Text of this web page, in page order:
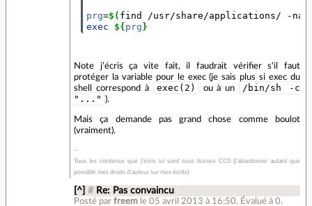
prg=$( find /usr/share/applications/ -
exec
${ prg }
Note j'écris ça vite fait, il faudrait vérifier s'il faut
protéger la variable pour le exec (je sais plus si exec du
shell correspond à
exec(2) ou à un
/bin/sh -c
"..." ).
Mais ça demande pas grand chose comme boulot
(vraiment).
Tous les contenus que j'écris ici sont sous licence CC0 (j'abandonne autant que
possible mes droits d'auteur sur mes écrits)
[^] # Re: Pas convaincu
Posté parfreem le 05 avril 2013 à 16:50. Évalué à0.